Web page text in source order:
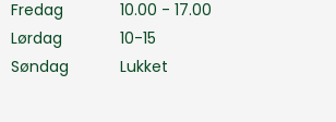
Fredag
10.00 - 17.00
Lørdag
10-15
Søndag
Lukket